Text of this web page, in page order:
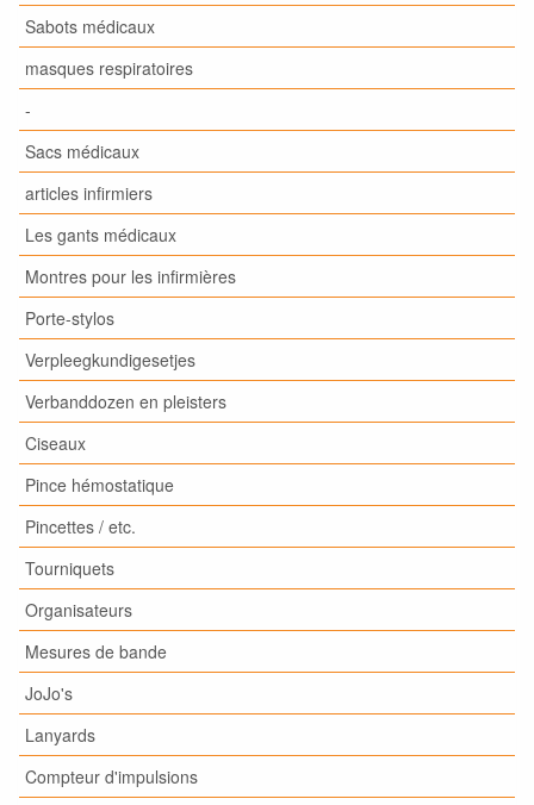
Sabots médicaux
masques respiratoires
-
Sacs médicaux
articles infirmiers
Les gants médicaux
Montres pour les infirmières
Porte-stylos
Verpleegkundigesetjes
Verbanddozen en pleisters
Ciseaux
Pince hémostatique
Pincettes / etc.
Tourniquets
Organisateurs
Mesures de bande
JoJo's
Lanyards
Compteur d'impulsions